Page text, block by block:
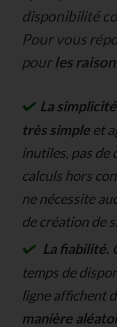
disponibilité
Pour vous
pourles
La
très simpleet
inutiles, pas de
calculs hors
ne nécessite
de création de
La fiabilité.
temps de
ligne affichent
manière